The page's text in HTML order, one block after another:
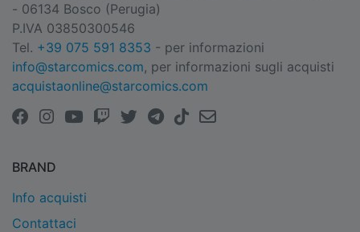
- 06134 Bosco (Perugia)
P.IVA 03850300546
Tel. +39 075 591 8353 - per informazioni
info@starcomics.com, per informazioni sugli acquisti
acquistaonline@starcomics.com
BRAND
Info acquisti
Contattaci